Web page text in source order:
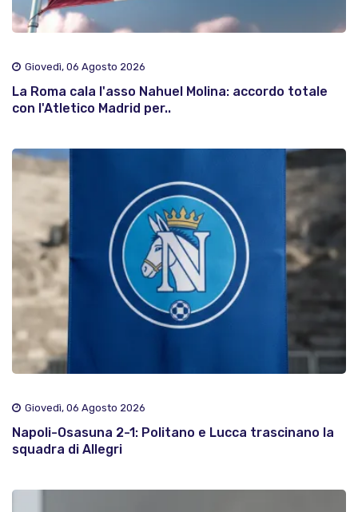
Giovedì, 06 Agosto 2026
La Roma cala l'asso Nahuel Molina: accordo totale
con l'Atletico Madrid per..
Giovedì, 06 Agosto 2026
Napoli-Osasuna 2-1: Politano e Lucca trascinano la
squadra di Allegri